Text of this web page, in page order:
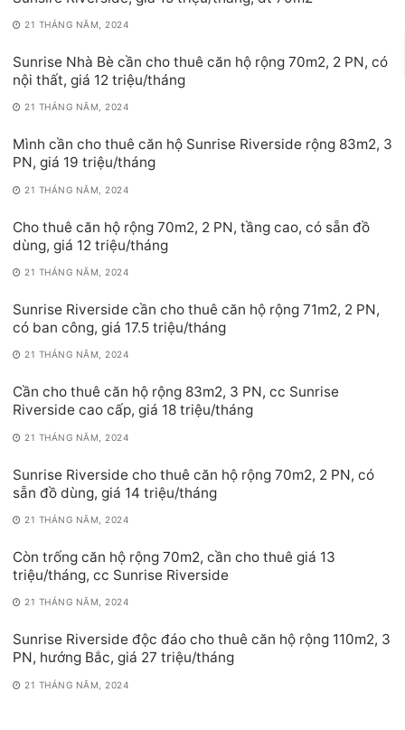
21 THÁNG NĂM, 2024
Sunrise Nhà Bè cần cho thuê căn hộ rộng 70m2, 2 PN, có
nội thất, giá 12 triệu/tháng
21 THÁNG NĂM, 2024
Mình cần cho thuê căn hộ Sunrise Riverside rộng 83m2, 3
PN, giá 19 triệu/tháng
21 THÁNG NĂM, 2024
Cho thuê căn hộ rộng 70m2, 2 PN, tầng cao, có sẵn đồ
dùng, giá 12 triệu/tháng
21 THÁNG NĂM, 2024
Sunrise Riverside cần cho thuê căn hộ rộng 71m2, 2 PN,
có ban công, giá 17.5 triệu/tháng
21 THÁNG NĂM, 2024
Cần cho thuê căn hộ rộng 83m2, 3 PN, cc Sunrise
Riverside cao cấp, giá 18 triệu/tháng
21 THÁNG NĂM, 2024
Sunrise Riverside cho thuê căn hộ rộng 70m2, 2 PN, có
sẵn đồ dùng, giá 14 triệu/tháng
21 THÁNG NĂM, 2024
Còn trống căn hộ rộng 70m2, cần cho thuê giá 13
triệu/tháng, cc Sunrise Riverside
21 THÁNG NĂM, 2024
Sunrise Riverside độc đáo cho thuê căn hộ rộng 110m2, 3
PN, hướng Bắc, giá 27 triệu/tháng
21 THÁNG NĂM, 2024